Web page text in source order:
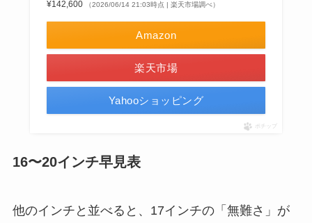
¥142,600 （2026/06/14 21:03時点 | 楽天市場調べ）
Amazon
楽天市場
Yahooショッピング
ポチップ
16〜20インチ早見表
他のインチと並べると、17インチの「無難さ」が